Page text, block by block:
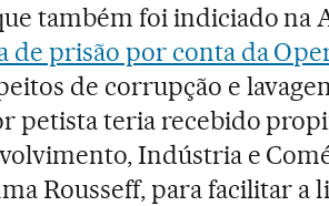
também foi indiciado na
de prisão por conta da
de corrupção e
petista teria recebido
Indústria e
Rousseff, para facilitar a